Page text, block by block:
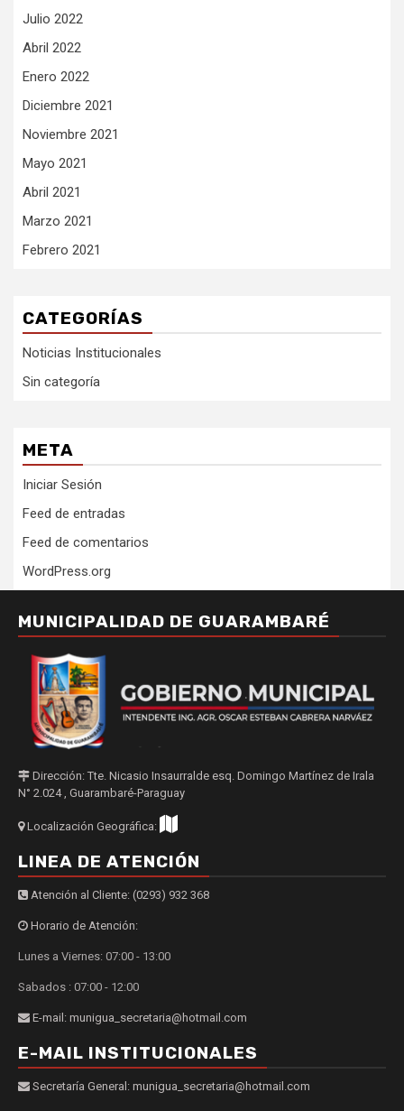
Julio 2022
Abril 2022
Enero 2022
Diciembre 2021
Noviembre 2021
Mayo 2021
Abril 2021
Marzo 2021
Febrero 2021
CATEGORÍAS
Noticias Institucionales
Sin categoría
META
Iniciar Sesión
Feed de entradas
Feed de comentarios
WordPress.org
MUNICIPALIDAD DE GUARAMBARÉ
Dirección: Tte. Nicasio Insaurralde esq. Domingo Martínez de Irala
N° 2.024 , Guarambaré-Paraguay
Localización Geográfica:
LINEA DE ATENCIÓN
Atención al Cliente: (0293) 932 368
Horario de Atención:
Lunes a Viernes: 07:00 - 13:00
Sabados : 07:00 - 12:00
E-mail: munigua_secretaria@hotmail.com
E-MAIL INSTITUCIONALES
Secretaría General: munigua_secretaria@hotmail.com